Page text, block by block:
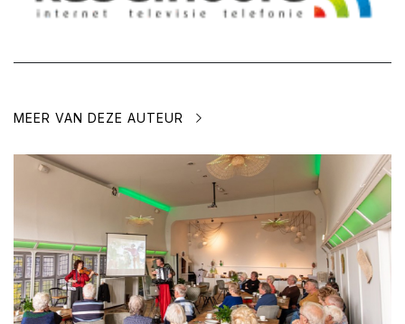
MEER VAN DEZE AUTEUR